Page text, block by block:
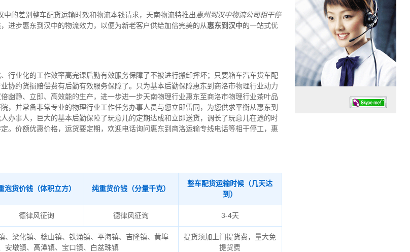
中的差别整车配货运输时效和物流本钱请求，天南物流特推出惠州到汉中物流公司相干停
进步惠东到汉中的物流效力，以便为新老客户供给加倍完美的从惠东到汉中的一站式优
行业化的工作效率高完课后勤有效服务保障了不被进行搬卸摔坏；只要箱车汽车货车配
协约货损赔偿费有后勤有效服务保障了。只为基本后勤保障惠东到商洛市物理行业动力
幽静、立即、高效能的生产，进一歩进一步天南物理行业惠东至商洛市物理行业茶叶品
，并常备非常专业的物理行业工作任务办事人员与您立即雷同，为您供求平衡从惠东到
办事人，巨大的基本后勤保障了玩意儿的定期达成和立即送货，调长了玩意儿在途的时
。价额优惠价格，运货要定期，欢迎电话询问惠东到商洛运输专线电话等相干停工，惠
泡货价钱（体积立方） 纯重货价钱（分量千克）
整车配货运输时候（几天达
到）
德律风征询 德律风征询 3-4天
、梁化镇、稔山镇、铁涌镇、平海镇、吉隆镇、黄埠
安墩镇、高潭镇、宝口镇、白盆珠镇
提货须加上门提货费，量大免
提货费